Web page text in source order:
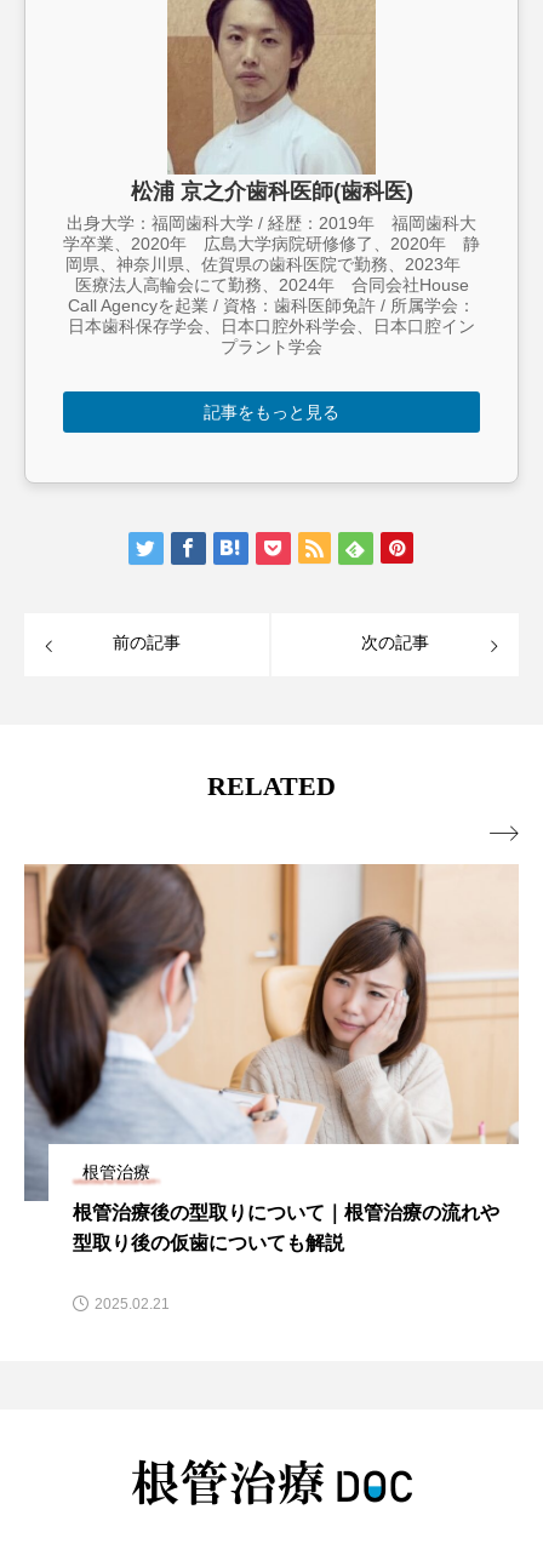
松浦 京之介歯科医師(歯科医)
出身大学：福岡歯科大学 / 経歴：2019年 福岡歯科大
学卒業、2020年 広島大学病院研修修了、2020年 静
岡県、神奈川県、佐賀県の歯科医院で勤務、2023年
医療法人高輪会にて勤務、2024年 合同会社House
Call Agencyを起業 / 資格：歯科医師免許 / 所属学会：
日本歯科保存学会、日本口腔外科学会、日本口腔イン
プラント学会
記事をもっと見る
前の記事 次の記事
RELATED
根管治療
根管治療後の型取りについて｜根管治療の流れや
型取り後の仮歯についても解説
2025.02.21
